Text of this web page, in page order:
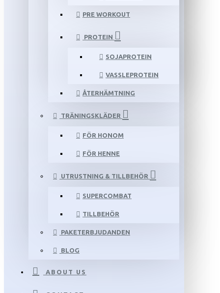
PRE WORKOUT
PROTEIN
SOJAPROTEIN
VASSLEPROTEIN
ÅTERHÄMTNING
TRÄNINGSKLÄDER
FÖR HONOM
FÖR HENNE
UTRUSTNING & TILLBEHÖR
SUPERCOMBAT
TILLBEHÖR
PAKETERBJUDANDEN
BLOG
ABOUT US